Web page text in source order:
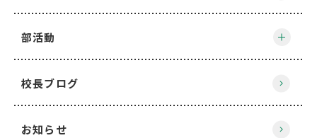
部活動
校長ブログ
お知らせ